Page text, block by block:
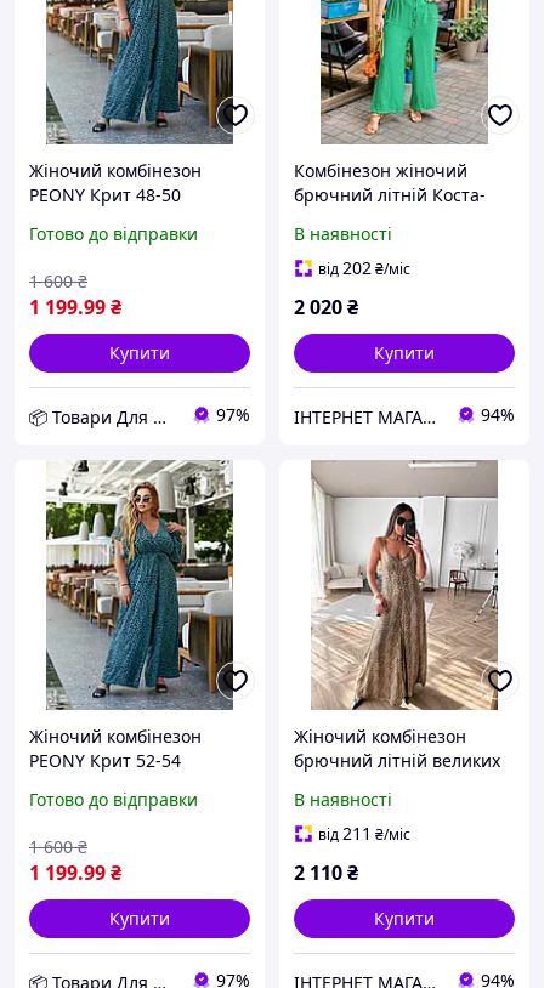
Жіночий комбінезон
PEONY Крит 48-50
D12-2026
Готово до відправки
1 199.99₴
1 600 ₴
Купити
📦 Товари Для Дому 97%
Комбінезон жіночий
брючний літній Коста-
зелений
В наявності
від202₴/міс
2 020₴
Купити
ІНТЕРНЕТ МАГАЗИН СТИЛЬНОГО ОДЯГУ ТА ВЗУТТЯ AnaSol-Style 94%
Жіночий комбінезон
PEONY Крит 52-54
D12-2026
Готово до відправки
1 199.99₴
1 600 ₴
Купити
📦 Товари Для Дому 97%
Жіночий комбінезон
брючний літній великих
охра
В наявності
від211 ₴/міс
2 110₴
Купити
ІНТЕРНЕТ МАГАЗИН СТИЛЬНОГО ОДЯГУ ТА ВЗУТТЯ AnaSol-Style 94%